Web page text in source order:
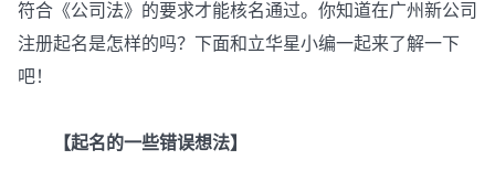
符合《公司法》的要求才能核名通过。你知道在广州新公司
注册起名是怎样的吗？下面和立华星小编一起来了解一下
吧！
【起名的一些错误想法】